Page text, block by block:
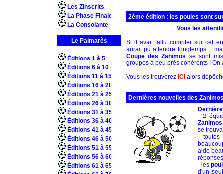
Les Zinscrits
La Phase Finale
La Consolante
Le Palmarès
Éditions 1 à 5
Éditions 6 à 10
Éditions 11 à 15
Éditions 16 à 20
Éditions 21 à 25
Éditions 26 à 30
Éditions 31 à 35
Éditions 36 à 40
Éditions 41 à 45
Éditions 46 à 50
Éditions 51 à 55
Éditions 56 à 60
Éditions 61 à 65
2ème édition : les poules sont
Vous les
Si il avait fallu compter sur cet
aurait pu attendre longtemps....
Coupe des Zanimos se sont
groupes à peu près cohérents ! On
Vous les trouverez ICI alors
Dernières nouvelles des
- 2
Zanimos
se
- toutes
aide
- les
d'un